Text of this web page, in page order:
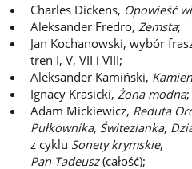
Charles Dickens, Opowieść
Aleksander Fredro, Zemsta;
Jan Kochanowski, wybór
tren I, V, VII i VIII;
Aleksander Kamiński,
Ignacy Krasicki, Żona modna;
Adam Mickiewicz, Reduta
Pułkownika, Świtezianka,
z cyklu Sonety krymskie,
Pan Tadeusz(całość);